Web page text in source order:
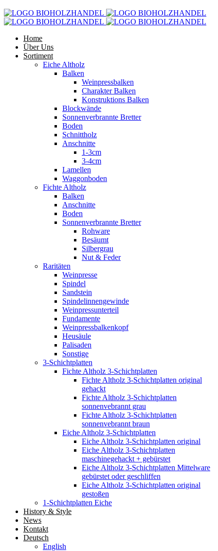
Home
Über Uns
Sortiment
Eiche Altholz
Balken
Weinpressbalken
Charakter Balken
Konstruktions Balken
Blockwände
Sonnenverbrannte Bretter
Boden
Schnittholz
Anschnitte
1-3cm
3-4cm
Lamellen
Waggonboden
Fichte Altholz
Balken
Anschnitte
Boden
Sonnenverbrannte Bretter
Rohware
Besäumt
Silbergrau
Nut & Feder
Raritäten
Weinpresse
Spindel
Sandstein
Spindelinnengewinde
Weinpressunterteil
Fundamente
Weinpressbalkenkopf
Heusäule
Palisaden
Sonstige
3-Schichtplatten
Fichte Altholz 3-Schichtplatten
Fichte Altholz 3-Schichtplatten original
gehackt
Fichte Altholz 3-Schichtplatten
sonnenvebrannt grau
Fichte Altholz 3-Schichtplatten
sonnenvebrannt braun
Eiche Altholz 3-Schichtplatten
Eiche Altholz 3-Schichtplatten original
Eiche Altholz 3-Schichtplatten
maschinegehackt + gebürstet
Eiche Altholz 3-Schichtplatten Mittelware
gebürstet oder geschliffen
Eiche Altholz 3-Schichtplatten original
gestoßen
1-Schichtplatten Eiche
History & Style
News
Kontakt
Deutsch
English